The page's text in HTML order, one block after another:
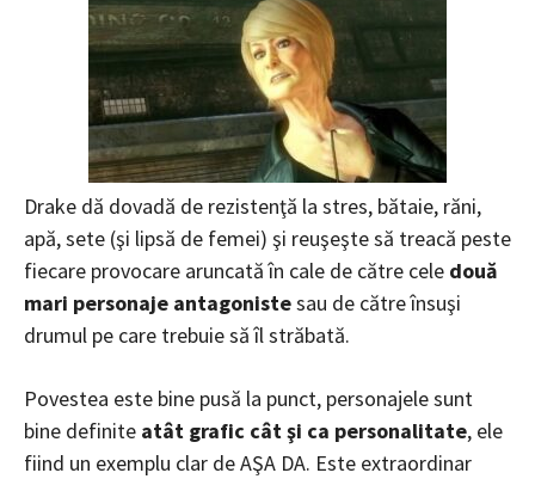
Drake dă dovadă de rezistenţă la stres, bătaie, răni,
apă, sete (şi lipsă de femei) şi reuşeşte să treacă peste
fiecare provocare aruncată în cale de către cele două
mari personaje antagonistesau de către însuşi
drumul pe care trebuie să îl străbată.
Povestea este bine pusă la punct, personajele sunt
bine definite atât grafic cât şi ca personalitate, ele
fiind un exemplu clar de AŞA DA. Este extraordinar